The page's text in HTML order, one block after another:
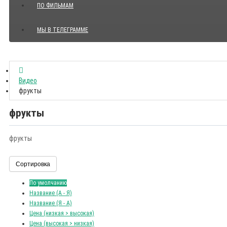
Показать все Цитаты с видео
ПО ФИЛЬМАМ
МЫ В ТЕЛЕГРАММЕ
Видео
фрукты
фрукты
фрукты
Сортировка
По умолчанию
Название (А - Я)
Название (Я - А)
Цена (низкая > высокая)
Цена (высокая > низкая)